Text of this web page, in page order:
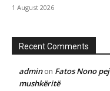
1 August 2026
Recent Comments
adminon Fatos Nono
mushkëritë